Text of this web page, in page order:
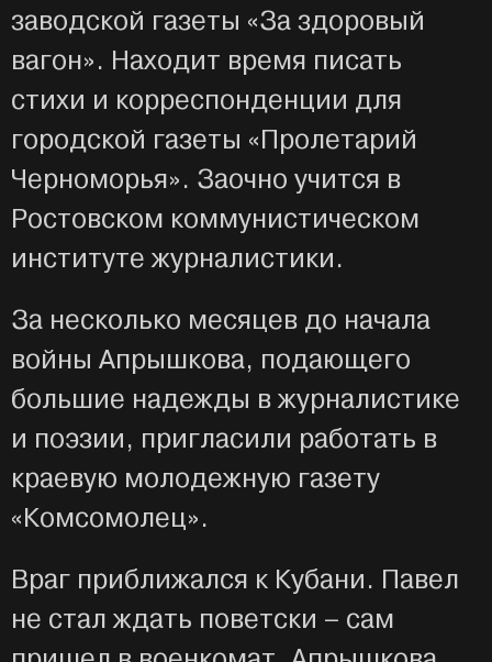
заводской газеты «За здоровый
вагон». Находит время писать
стихи и корреспонденции для
городской газеты «Пролетарий
Черноморья». Заочно учится в
Ростовском коммунистическом
институте журналистики.
За несколько месяцев до начала
войны Апрышкова, подающего
большие надежды в журналистике
и поэзии, пригласили работать в
краевую молодежную газету
«Комсомолец».
Враг приближался к Кубани. Павел
не стал ждать поветски – сам